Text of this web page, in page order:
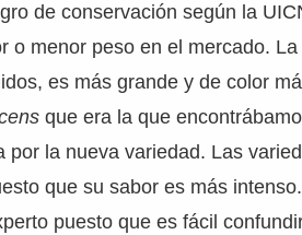
de conservación según la
o menor peso en el mercado.
es más grande y de color
que era la que
por la nueva variedad. Las
que su sabor es más
puesto que es fácil